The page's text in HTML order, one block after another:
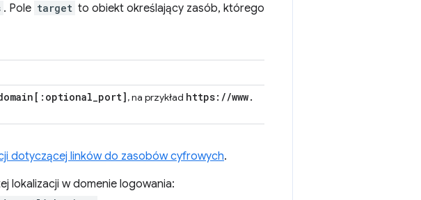
. Pole target to obiekt określający zasób, którego
[: optional_port], na przykład https: //www.
dotyczącej linków do zasobów cyfrowych.
lokalizacji w domenie logowania: